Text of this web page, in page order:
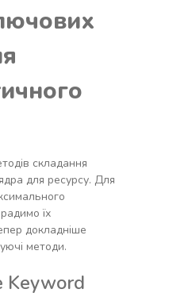
складання
для ресурсу. Для
їх
докладніше
методи.
Keyword